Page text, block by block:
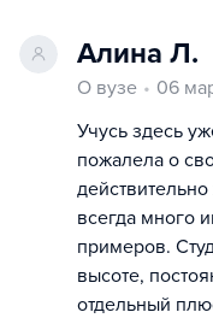
Алина Л.
О вузе
06
Учусь здесь
пожалела о
всегда много
примеров.
высоте,
отдельный